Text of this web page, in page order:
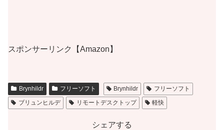
スポンサーリンク【Amazon】
Brynhildr フリーソフト Brynhildr
フリーソフト
ブリュンヒルデ
リモートデスクトップ 軽快
シェアする